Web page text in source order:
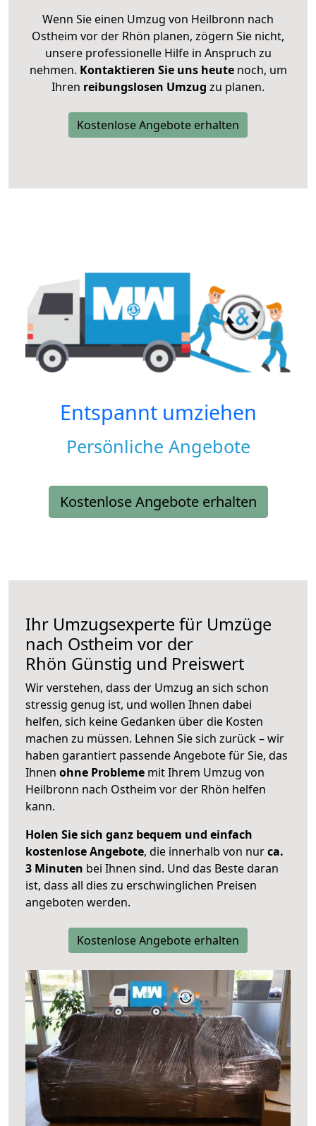
Wenn Sie einen Umzug von Heilbronn nach
Ostheim vor der Rhön planen, zögern Sie nicht,
unsere professionelle Hilfe in Anspruch zu
nehmen. Kontaktieren Sie uns heutenoch, um
Ihren reibungslosen Umzug zu planen.
Kostenlose Angebote erhalten
Entspannt umziehen
Persönliche Angebote
Kostenlose Angebote erhalten
Ihr Umzugsexperte für Umzüge
nach Ostheim vor der
Rhön Günstig und Preiswert
Wir verstehen, dass der Umzug an sich schon
stressig genug ist, und wollen Ihnen dabei
helfen, sich keine Gedanken über die Kosten
machen zu müssen. Lehnen Sie sich zurück – wir
haben garantiert passende Angebote für Sie, das
Ihnen ohne Probleme mit Ihrem Umzug von
Heilbronn nach Ostheim vor der Rhön helfen
kann.
Holen Sie sich ganz bequem und einfach
kostenlose Angebote, die innerhalb von nurca.
3 Minuten bei Ihnen sind. Und das Beste daran
ist, dass all dies zu erschwinglichen Preisen
angeboten werden.
Kostenlose Angebote erhalten